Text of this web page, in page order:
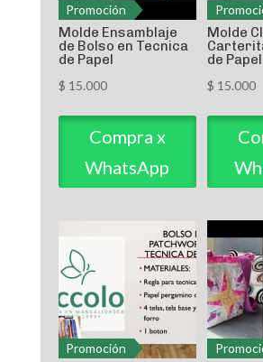
Promoción
Molde Ensamblaje
de Bolso en Tecnica
de Papel
$ 15.000
Compra x
WhatsApp
Molde
de Papel
$ 15.000
Promoción